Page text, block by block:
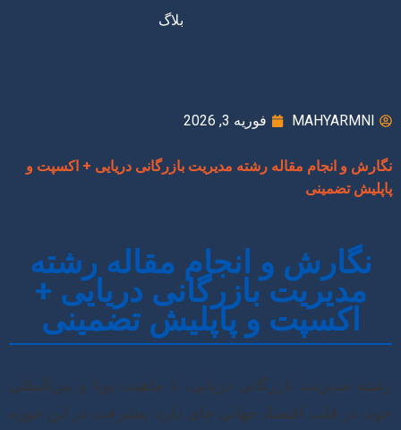
بلاگ
MAHYARMNI فوریه 3, 2026
نگارش و انجام مقاله رشته مدیریت بازرگانی دریایی + اکسپت و
پاپلیش تضمینی
نگارش و انجام مقاله رشته
مدیریت بازرگانی دریایی +
اکسپت و پاپلیش تضمینی
رشته مدیریت بازرگانی دریایی، با ماهیت پویا و بین‌المللی
خود، در قلب اقتصاد جهانی جای دارد. پیشرفت در این حوزه